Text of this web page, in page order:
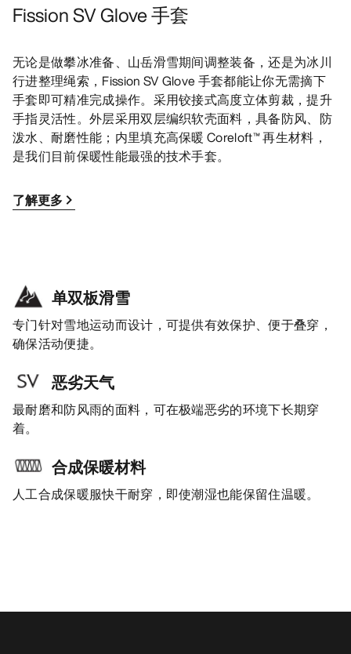
Fission SV Glove 手套
无论是做攀冰准备、山岳滑雪期间调整装备，还是为冰川
行进整理绳索，Fission SV Glove 手套都能让你无需摘下
手套即可精准完成操作。采用铰接式高度立体剪裁，提升
手指灵活性。外层采用双层编织软壳面料，具备防风、防
泼水、耐磨性能；内里填充高保暖 Coreloft™ 再生材料，
是我们目前保暖性能最强的技术手套。
了解更多
单双板滑雪
专门针对雪地运动而设计，可提供有效保护、便于叠穿，
确保活动便捷。
恶劣天气
最耐磨和防风雨的面料，可在极端恶劣的环境下长期穿
着。
合成保暖材料
人工合成保暖服快干耐穿，即使潮湿也能保留住温暖。